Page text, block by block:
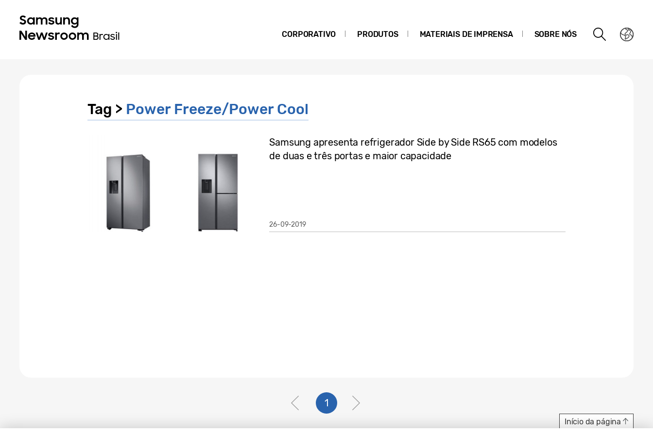
CORPORATIVO PRODUTOS MATERIAIS DE IMPRENSA SOBRE NÓS
Tag > Power Freeze/Power Cool
Samsung apresenta refrigerador Side by Side RS65 com modelos
de duas e três portas e maior capacidade
26-09-2019
1
Início da página